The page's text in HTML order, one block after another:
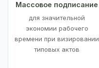
Массовое подписание
для значительной
экономии рабочего
времени при визировании
типовых актов